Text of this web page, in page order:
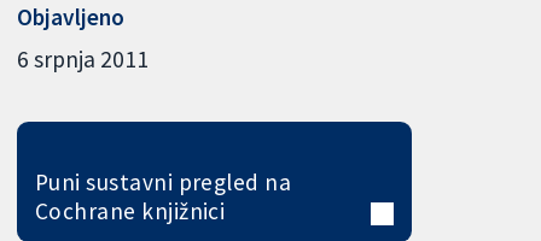
Objavljeno
6 srpnja 2011
Puni sustavni pregled na
Cochrane knjižnici